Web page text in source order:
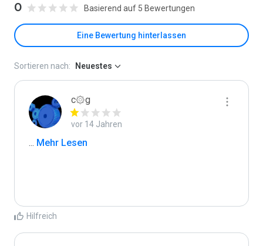
0 Basierend auf 5 Bewertungen
Eine Bewertung hinterlassen
Sortieren nach: Neuestes
c۞g
vor 14 Jahren
... Mehr Lesen
Hilfreich